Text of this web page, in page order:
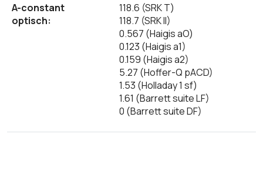
A-constant
optisch:
118.6 (SRK T)
118.7 (SRK II)
0.567 (Haigis aO)
0.123 (Haigis a1)
0.159 (Haigis a2)
5.27 (Hoffer-Q pACD)
1.53 (Holladay 1 sf)
1.61 (Barrett suite LF)
0 (Barrett suite DF)